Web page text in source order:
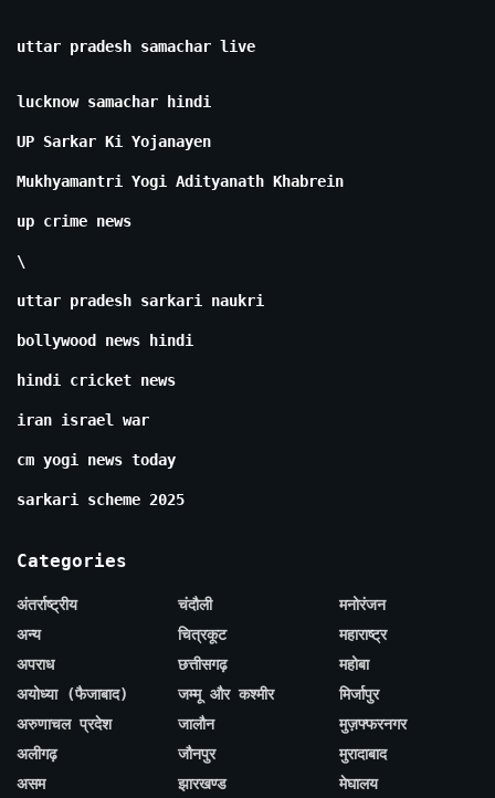
uttar pradesh samachar live
lucknow samachar hindi
UP Sarkar Ki Yojanayen
Mukhyamantri Yogi Adityanath Khabrein
up crime news
\
uttar pradesh sarkari naukri
bollywood news hindi
hindi cricket news
iran israel war
cm yogi news today
sarkari scheme 2025
Categories
अंतर्राष्ट्रीय
अन्य
अपराध
अयोध्या (फैजाबाद)
अरुणाचल प्रदेश
अलीगढ़
असम
चंदौली
चित्रकूट
छत्तीसगढ़
जम्मू और कश्मीर
जालौन
जौनपुर
झारखण्ड
मनोरंजन
महाराष्ट्र
महोबा
मिर्जापुर
मुज़फ्फरनगर
मुरादाबाद
मेघालय